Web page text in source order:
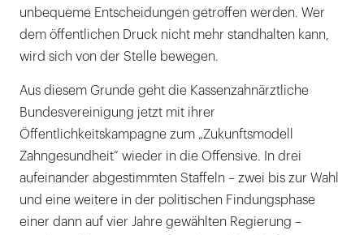
unbequeme Entscheidungen getroffen werden. Wer
dem öffentlichen Druck nicht mehr standhalten kann,
wird sich von der Stelle bewegen.
Aus diesem Grunde geht die Kassenzahnärztliche
Bundesvereinigung jetzt mit ihrer
Öffentlichkeitskampagne zum „Zukunftsmodell
Zahngesundheit“ wieder in die Offensive. In drei
aufeinander abgestimmten Staffeln – zwei bis zur Wahl
und eine weitere in der politischen Findungsphase
einer dann auf vier Jahre gewählten Regierung –